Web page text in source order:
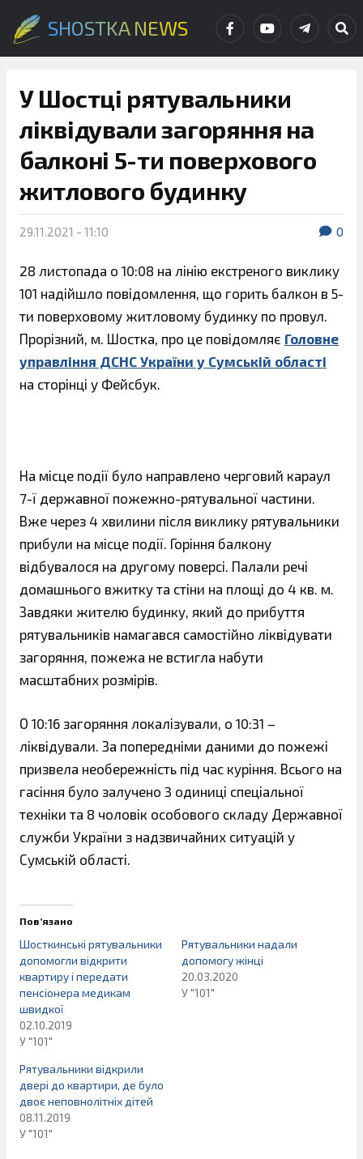
SHOSTKA NEWS
У Шостці рятувальники
ліквідували загоряння на
балконі 5-ти поверхового
житлового будинку
29.11.2021 - 11:10 0
28 листопада о 10:08 на лінію екстреного виклику
101 надійшло повідомлення, що горить балкон в 5-
ти поверховому житловому будинку по провул.
Прорізний, м. Шостка, про це повідомляє Головне
управління ДСНС України у Сумській області
на сторінці у Фейсбук.
На місце події було направлено черговий караул
7-ї державної пожежно-рятувальної частини.
Вже через 4 хвилини після виклику рятувальники
прибули на місце події. Горіння балкону
відбувалося на другому поверсі. Палали речі
домашнього вжитку та стіни на площі до 4 кв. м.
Завдяки жителю будинку, який до прибуття
рятувальників намагався самостійно ліквідувати
загоряння, пожежа не встигла набути
масштабних розмірів.
О 10:16 загоряння локалізували, о 10:31 –
ліквідували. За попередніми даними до пожежі
призвела необережність під час куріння. Всього на
гасіння було залучено 3 одиниці спеціальної
техніки та 8 чоловік особового складу Державної
служби України з надзвичайних ситуацій у
Сумській області.
Пов’язано
Шосткинські рятувальники
допомогли відкрити
квартиру і передати
пенсіонера медикам
швидкої
02.10.2019
У "101"
Рятувальники надали
допомогу жінці
20.03.2020
У "101"
Рятувальники відкрили
двері до квартири, де було
двоє неповнолітніх дітей
08.11.2019
У "101"